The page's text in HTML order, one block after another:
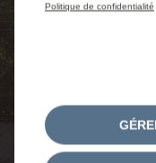
Politique de confidentialité